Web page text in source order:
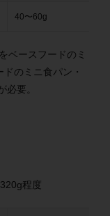
40〜60g
ベースフードのミ
のミニ食パン・
要。
程度